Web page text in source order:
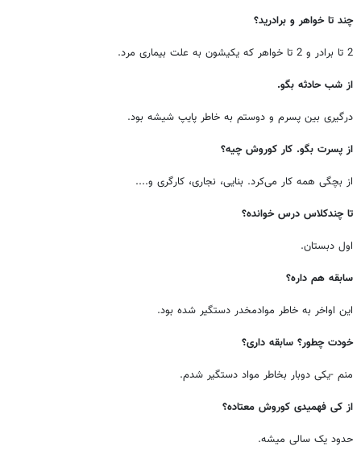
چند تا خواهر و برادرید؟
2 تا برادر و 2 تا خواهر که یکیشون به علت بیماری مرد.
از شب حادثه بگو.
درگیری بین پسرم و دوستم به خاطر پایپ شیشه بود.
از پسرت بگو. کار کوروش چیه؟
از بچگی همه کار می‌کرد. بنایی، نجاری، کارگری و....
تا چندکلاس درس خوانده؟
اول دبستان.
سابقه هم داره؟
این اواخر به خاطر موادمخدر دستگیر شده بود.
خودت چطور؟ سابقه داری؟
منم -یکی دوبار بخاطر مواد دستگیر شدم.
از کی فهمیدی کوروش معتاده؟
حدود یک سالی میشه.